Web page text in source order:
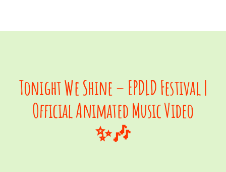
Tonight We Shine – EPDLD Festival |
Official Animated Music Video
✨🎶